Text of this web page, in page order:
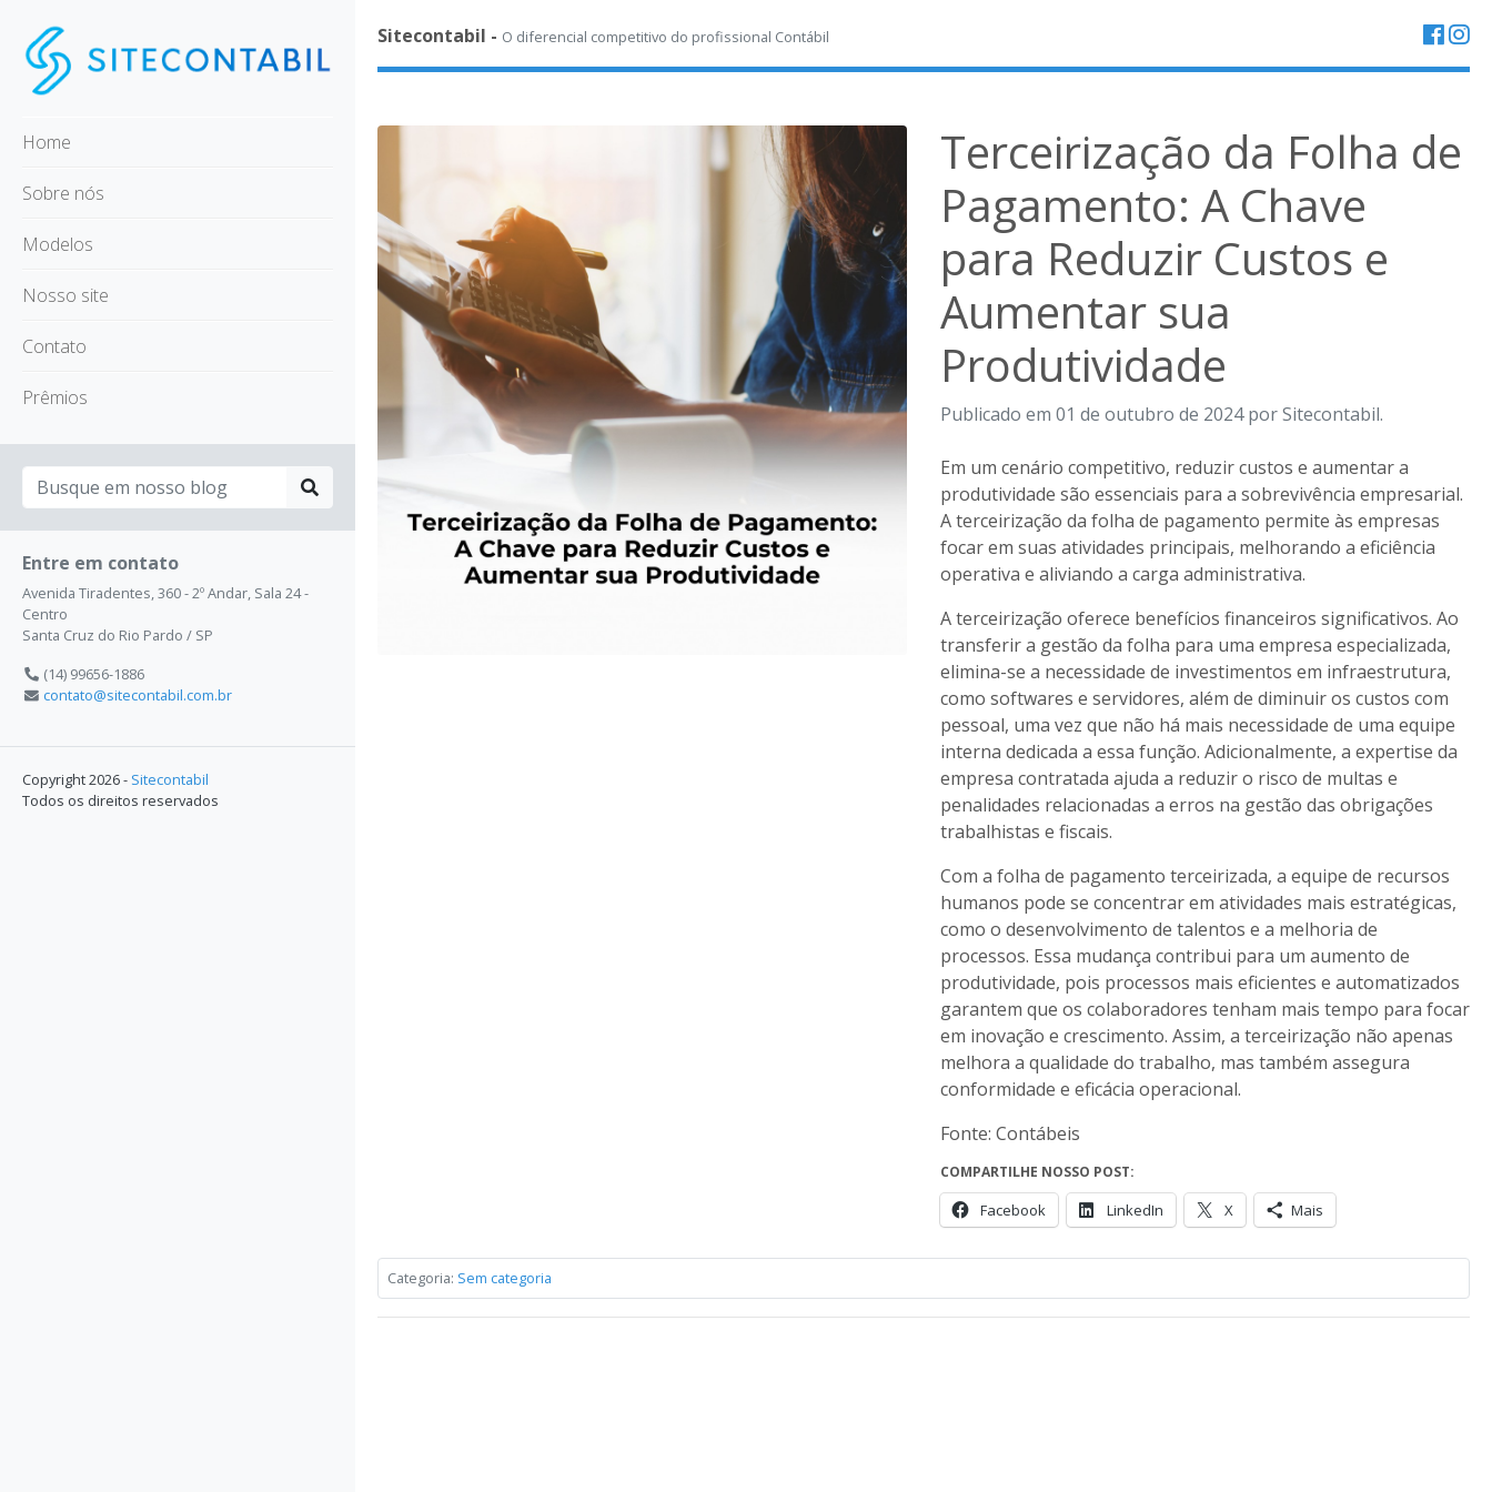
Home
Sobre nós
Modelos
Nosso site
Contato
Prêmios
Entre em contato
Avenida Tiradentes, 360 - 2º Andar, Sala 24 -
Centro
Santa Cruz do Rio Pardo / SP
(14) 99656-1886
contato@sitecontabil.com.br
Copyright 2026 - Sitecontabil
Todos os direitos reservados
Sitecontabil - O diferencial competitivo do profissional Contábil
Terceirização da Folha de
Pagamento: A Chave
para Reduzir Custos e
Aumentar sua
Produtividade
Publicado em 01 de outubro de 2024 por Sitecontabil.
Em um cenário competitivo, reduzir custos e aumentar a
produtividade são essenciais para a sobrevivência empresarial.
A terceirização da folha de pagamento permite às empresas
focar em suas atividades principais, melhorando a eficiência
operativa e aliviando a carga administrativa.
A terceirização oferece benefícios financeiros significativos. Ao
transferir a gestão da folha para uma empresa especializada,
elimina-se a necessidade de investimentos em infraestrutura,
como softwares e servidores, além de diminuir os custos com
pessoal, uma vez que não há mais necessidade de uma equipe
interna dedicada a essa função. Adicionalmente, a expertise da
empresa contratada ajuda a reduzir o risco de multas e
penalidades relacionadas a erros na gestão das obrigações
trabalhistas e fiscais.
Com a folha de pagamento terceirizada, a equipe de recursos
humanos pode se concentrar em atividades mais estratégicas,
como o desenvolvimento de talentos e a melhoria de
processos. Essa mudança contribui para um aumento de
produtividade, pois processos mais eficientes e automatizados
garantem que os colaboradores tenham mais tempo para focar
em inovação e crescimento. Assim, a terceirização não apenas
melhora a qualidade do trabalho, mas também assegura
conformidade e eficácia operacional.
Fonte: Contábeis
COMPARTILHE NOSSO POST:
Facebook LinkedIn X Mais
Categoria: Sem categoria